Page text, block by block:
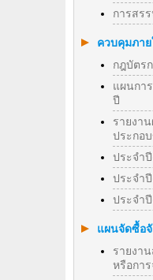
การสร
ควบคุมภา
กฎบัตร
แผนกา
ปี
รายงา
ประกอ
ประจำ
ประจำ
ประจำ
แผนจัดซื้อ
รายงา
หรือกา